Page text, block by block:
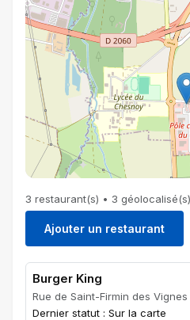
3 restaurant(s) • 3
Ajouter un restaurant
Burger King
Rue de Saint-Firmin des Vignes
Dernier statut : Sur la carte